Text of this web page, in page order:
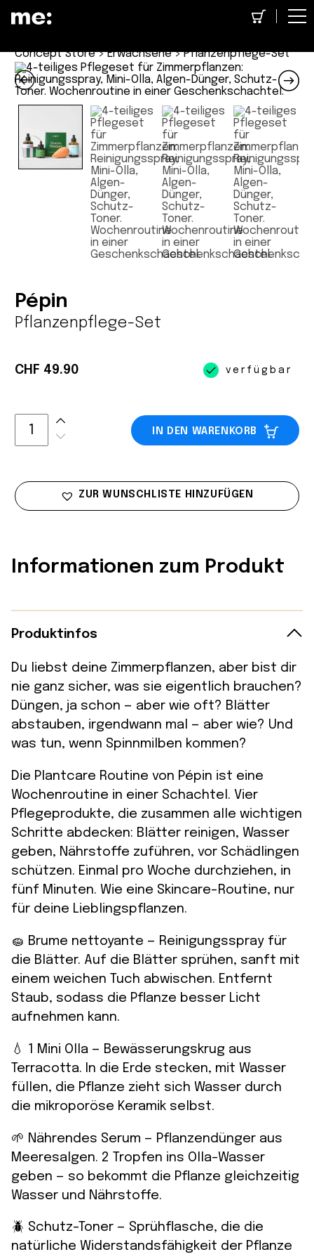
Concept Store>Erwachsene> Pflanzenpflege-Set
Pépin
Pflanzenpflege-Set
CHF 49.90 verfügbar
IN DEN WARENKORB
ZUR WUNSCHLISTE HINZUFÜGEN
Informationen zum Produkt
Produktinfos
Du liebst deine Zimmerpflanzen, aber bist dir
nie ganz sicher, was sie eigentlich brauchen?
Düngen, ja schon — aber wie oft? Blätter
abstauben, irgendwann mal — aber wie? Und
was tun, wenn Spinnmilben kommen?
Die Plantcare Routine von Pépin ist eine
Wochenroutine in einer Schachtel. Vier
Pflegeprodukte, die zusammen alle wichtigen
Schritte abdecken: Blätter reinigen, Wasser
geben, Nährstoffe zuführen, vor Schädlingen
schützen. Einmal pro Woche durchziehen, in
fünf Minuten. Wie eine Skincare-Routine, nur
für deine Lieblingspflanzen.
🧽 Brume nettoyante — Reinigungsspray für
die Blätter. Auf die Blätter sprühen, sanft mit
einem weichen Tuch abwischen. Entfernt
Staub, sodass die Pflanze besser Licht
aufnehmen kann.
💧 1 Mini Olla — Bewässerungskrug aus
Terracotta. In die Erde stecken, mit Wasser
füllen, die Pflanze zieht sich Wasser durch
die mikroporöse Keramik selbst.
🌱 Nährendes Serum — Pflanzendünger aus
Meeresalgen. 2 Tropfen ins Olla-Wasser
geben — so bekommt die Pflanze gleichzeitig
Wasser und Nährstoffe.
🪲 Schutz-Toner — Sprühflasche, die die
natürliche Widerstandsfähigkeit der Pflanze